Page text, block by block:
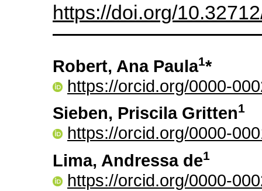
https://doi.org/
Robert, Ana Paula1*
https://orcid.org/0000-
Sieben, Priscila Gritten1
https://orcid.org/0000-
Lima, Andressa de1
https://orcid.org/0000-